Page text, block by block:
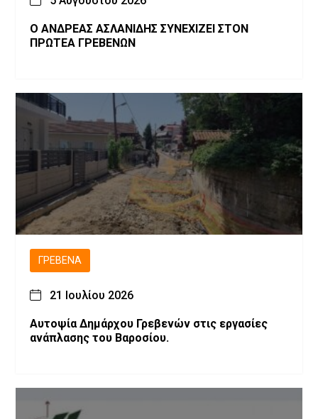
Ο ΑΝΔΡΕΑΣ ΑΣΛΑΝΙΔΗΣ ΣΥΝΕΧΙΖΕΙ ΣΤΟΝ
ΠΡΩΤΕΑ ΓΡΕΒΕΝΩΝ
ΓΡΕΒΕΝΆ
21 Ιουλίου 2026
Αυτοψία Δημάρχου Γρεβενών στις εργασίες
ανάπλασης του Βαροσίου.